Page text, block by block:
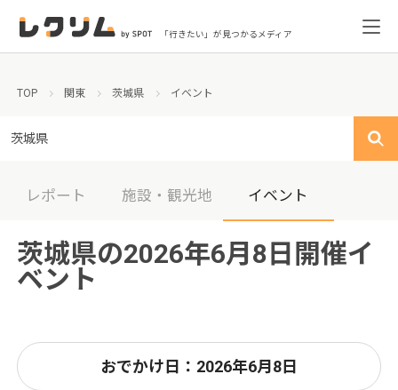
「行きたい」が見つかるメディア
TOP 関東 茨城県 イベント
茨城県
レポート 施設・観光地 イベント
茨城県の2026年6月8日開催イ
ベント
おでかけ日：2026年6月8日